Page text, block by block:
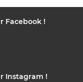
Facebook !
Instagram !